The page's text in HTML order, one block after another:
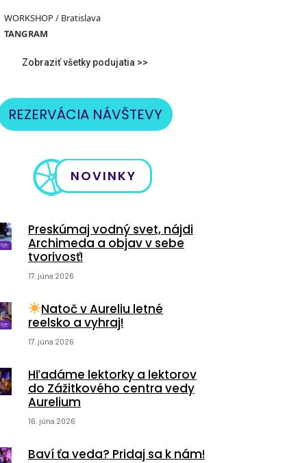
WORKSHOP / Bratislava
TANGRAM
Zobraziť všetky podujatia >>
REZERVÁCIA NÁVŠTEVY
NOVINKY
Preskúmaj vodný svet, nájdi
Archimeda a objav v sebe
tvorivosť!
17. júna 2026
Natoč v Aureliu letné
reelsko a vyhraj!
17. júna 2026
Hľadáme lektorky a lektorov
do Zážitkového centra vedy
Aurelium
16. júna 2026
Baví ťa veda? Pridaj sa k nám!